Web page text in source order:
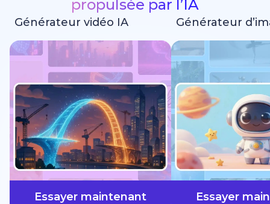
propulsée par l’IA
Générateur vidéo IA
Essayer maintenant
Générateur
Essayer
plus vite